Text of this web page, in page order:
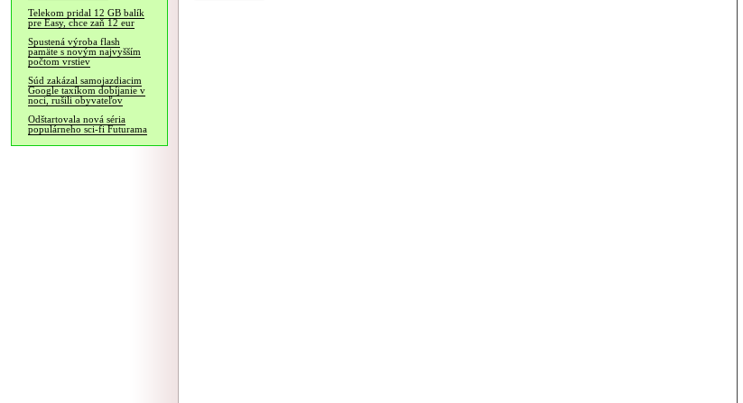
Telekom pridal 12 GB balík
pre Easy, chce zaň 12 eur
Spustená výroba flash
pamäte s novým najvyšším
počtom vrstiev
Súd zakázal samojazdiacim
Google taxíkom dobíjanie v
noci, rušili obyvateľov
Odštartovala nová séria
populárneho sci-fi Futurama